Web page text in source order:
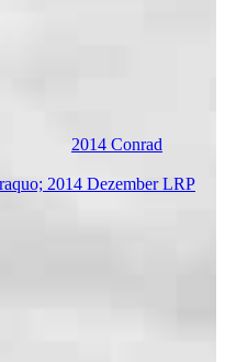
2014 Conrad